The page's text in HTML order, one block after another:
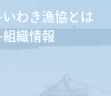
いわき漁協とは
組織情報